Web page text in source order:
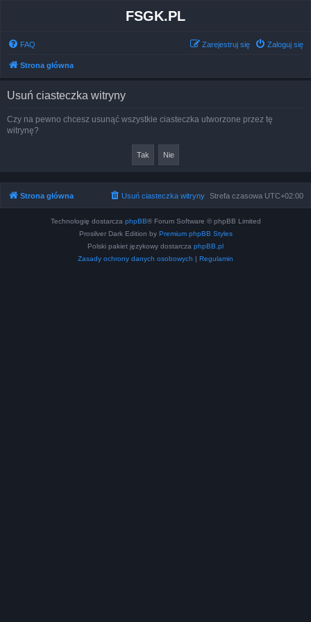
FSGK.PL
FAQ Zaloguj się
Zarejestruj się
Strona główna
Usuń ciasteczka witryny
Czy na pewno chcesz usunąć wszystkie ciasteczka utworzone przez tę
witrynę?
Strona główna Strefa czasowa UTC+02:00
Usuń ciasteczka witryny
Technologię dostarcza phpBB® Forum Software © phpBB Limited
Prosilver Dark Edition by Premium phpBB Styles
Polski pakiet językowy dostarcza phpBB.pl
Zasady ochrony danych osobowych | Regulamin